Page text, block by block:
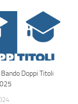
Doppi Titoli